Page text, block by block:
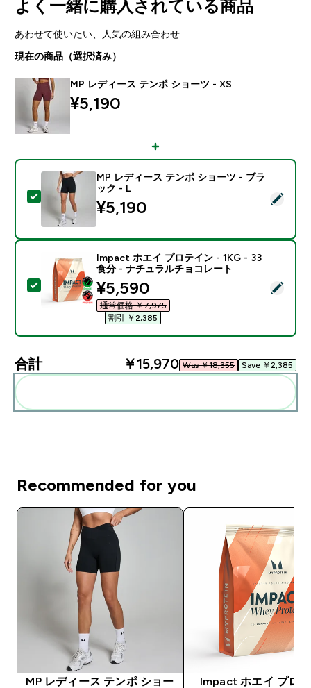
よく一緒に購入されている商品
あわせて使いたい、人気の組み合わせ
現在の商品（選択済み）
MP レディース テンポ ショーツ - XS
¥5,190‎
この商品を選択 - MP レディース テンポ ショーツ -
MP レディース テンポ ショーツ - ブラ
ック - L
¥5,190‎
この商品を選択 - Impact ホエイ プロテイン - 1KG -
Impact ホエイ プロテイン - 1KG - 33
食分 - ナチュラルチョコレート
discounted price
¥5,590‎
通常価格 ￥7,975‎
割引 ￥2,385‎
合計 ￥15,970‎ Was ￥18,355‎ Save ￥2,385‎
Recommended for you
MP レディース テンポ ショー
Impact ホエイ プロ